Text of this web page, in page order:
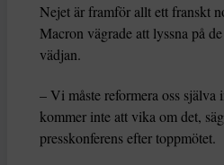
Nejet är framför allt ett franskt
Macron vägrade att lyssna på
vädjan.
– Vi måste reformera oss själva
kommer inte att vika om det,
presskonferens efter toppmötet.